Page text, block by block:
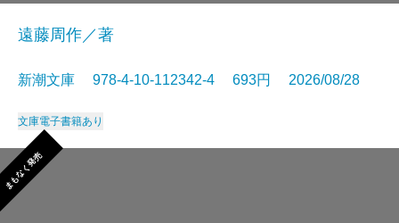
遠藤周作／著
新潮文庫 978-4-10-112342-4 693円 2026/08/28
文庫電子書籍あり
まもなく発売